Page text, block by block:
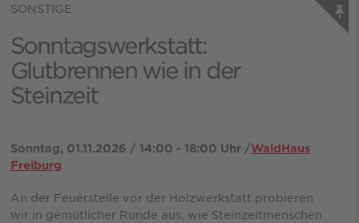
SONSTIGE
Sonntagswerkstatt:
Glutbrennen wie in der
Steinzeit
Sonntag, 01.11.2026 / 14:00 - 18:00 Uhr /WaldHaus
Freiburg
An der Feuerstelle vor der Holzwerkstatt probieren
wir in gemütlicher Runde aus, wie Steinzeitmenschen